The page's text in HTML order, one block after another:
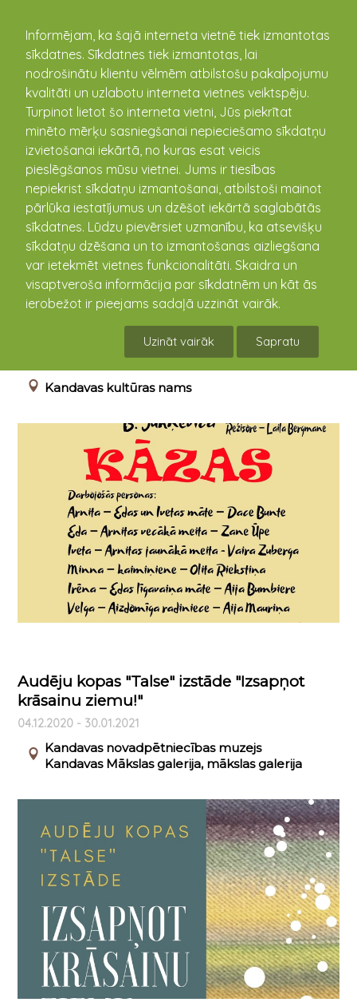
Informējam, ka šajā interneta vietnē tiek izmantotas
sīkdatnes. Sīkdatnes tiek izmantotas, lai
nodrošinātu klientu vēlmēm atbilstošu pakalpojumu
kvalitāti un uzlabotu interneta vietnes veiktspēju.
Turpinot lietot šo interneta vietni, Jūs piekrītat
minēto mērķu sasniegšanai nepieciešamo sīkdatņu
izvietošanai iekārtā, no kuras esat veicis
pieslēgšanos mūsu vietnei. Jums ir tiesības
nepiekrist sīkdatņu izmantošanai, atbilstoši mainot
pārlūka iestatījumus un dzēšot iekārtā saglabātās
sīkdatnes. Lūdzu pievērsiet uzmanību, ka atsevišķu
sīkdatņu dzēšana un to izmantošanas aizliegšana
var ietekmēt vietnes funkcionalitāti. Skaidra un
visaptveroša informācija par sīkdatnēm un kāt ās
ierobežot ir pieejams sadaļā uzzināt vairāk.
Uzināt vairāk Sapratu
kandava.lv
PASĀKUMU
KALENDĀRS
Vandzenes TN Izrāde "Kāzas"
Kandavas kultūras nams
Audēju kopas "Talse" izstāde "Izsapņot
krāsainu ziemu!"
04.12.2020 - 30.01.2021
Kandavas novadpētniecības muzejs
Kandavas Mākslas galerija, mākslas galerija